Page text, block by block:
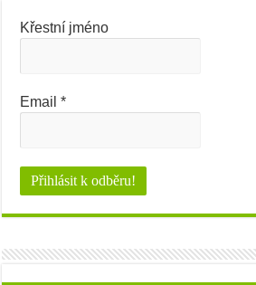
Křestní jméno
Email*